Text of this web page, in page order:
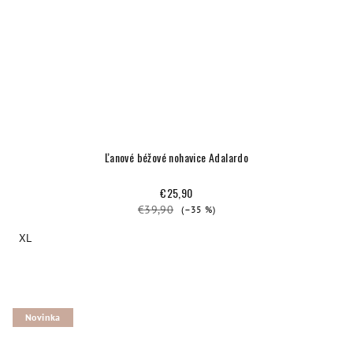
Ľanové béžové nohavice Adalardo
€25,90
€39,90 (–35 %)
XL
Novinka